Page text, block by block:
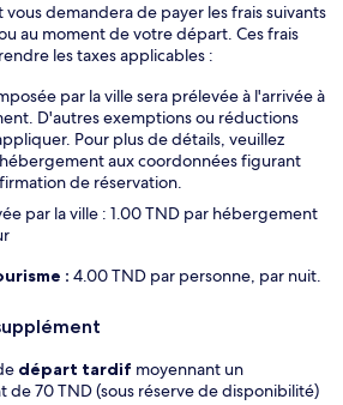
vous demandera de payer les frais suivants
au moment de votre départ. Ces frais
les taxes applicables :
par la ville sera prélevée à l'arrivée à
D'autres exemptions ou réductions
Pour plus de détails, veuillez
aux coordonnées figurant
de réservation.
par la ville : 1.00 TND par hébergement
: 4.00 TND par personne, par nuit.
départ tardif moyennant un
de 70 TND (sous réserve de disponibilité)